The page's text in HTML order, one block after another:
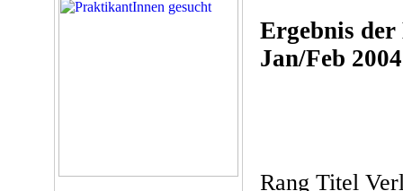
Ergebnis
Jan/Feb 2004
Rang Titel